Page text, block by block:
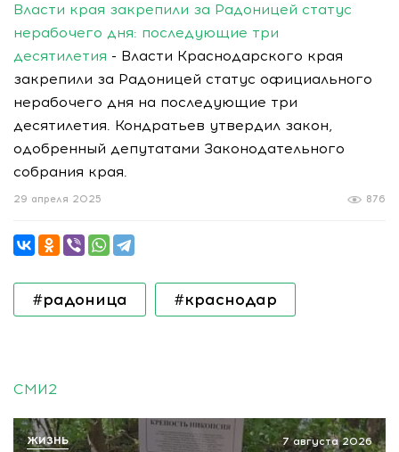
Власти края закрепили за Радоницей статус
нерабочего дня: последующие три
десятилетия - Власти Краснодарского края
закрепили за Радоницей статус официального
нерабочего дня на последующие три
десятилетия. Кондратьев утвердил закон,
одобренный депутатами Законодательного
собрания края.
876
29 апреля 2025
#радоница #краснодар
СМИ2
7 августа 2026
ЖИЗНЬ